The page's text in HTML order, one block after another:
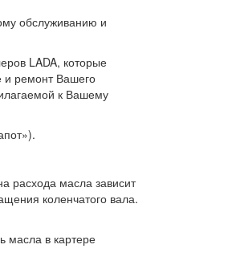
обслуживанию и
LADA, которые
и ремонт Вашего
к Вашему
расхода масла зависит
коленчатого вала.
масла в картере